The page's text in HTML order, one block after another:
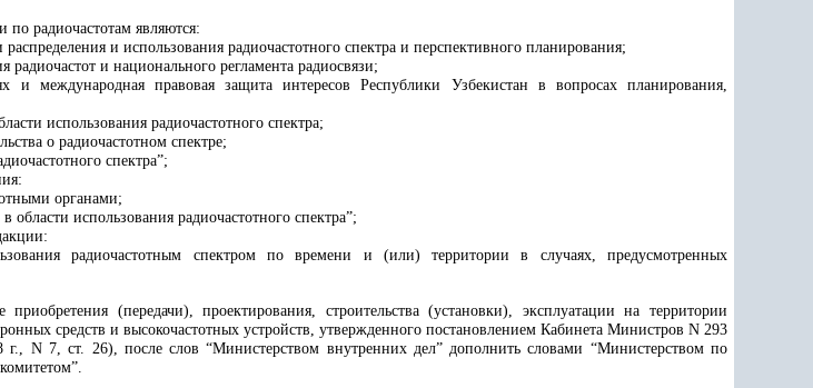
радиочастотам являются:
и использования радиочастотного спектра и перспективного планирования;
и национального регламента радиосвязи;
и международная правовая защита интересов Республики Узбекистан в вопросах планирования,
использования радиочастотного спектра;
о радиочастотном спектре;
спектра”;
органами;
области использования радиочастотного спектра”;
радиочастотным спектром по времени и (или) территории в случаях, предусмотренных
(передачи), проектирования, строительства (установки), эксплуатации на территории
средств и высокочастотных устройств, утвержденного постановлением Кабинета Министров N 293
N 7, ст. 26), после слов “Министерством внутренних дел” дополнить словами “Министерством по